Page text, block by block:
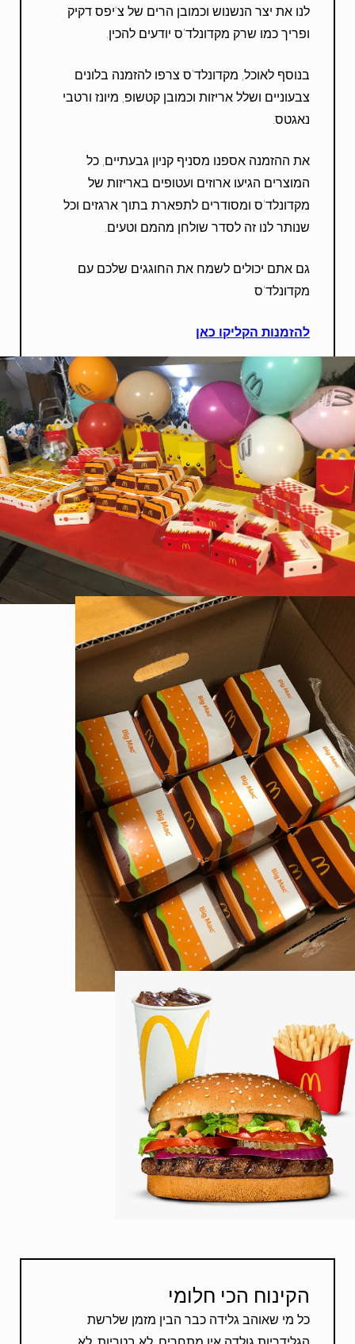
לנו את יצר הנשנוש וכמובן הרים של צ'יפס דקיק
ופריך כמו שרק מקדונלד'ס יודעים להכין.
בנוסף לאוכל, מקדונלד'ס צרפו להזמנה בלונים
צבעוניים ושלל אריזות וכמובן קטשופ, מיונז ורטבי
נאגטס.
את ההזמנה אספנו מסניף קניון גבעתיים, כל
המוצרים הגיעו ארוזים ועטופים באריזות של
מקדונלד'ס ומסודרים לתפארת בתוך ארגזים וכל
שנותר לנו זה לסדר שולחן מהמם וטעים.
גם אתם יכולים לשמח את החוגגים שלכם עם
מקדונלד'ס
להזמנות הקליקו כאן
הקינוח הכי חלומי
כל מי שאוהב גלידה כבר הבין מזמן שלרשת